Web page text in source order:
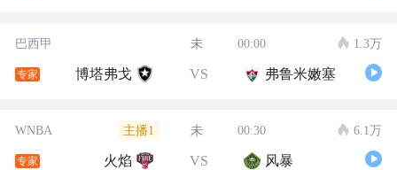
巴西甲 未 00:00 1.3万
专家 博塔弗戈 VS 弗鲁米嫩塞
WNBA 主播1 未 00:30 6.1万
专家 火焰 VS 风暴